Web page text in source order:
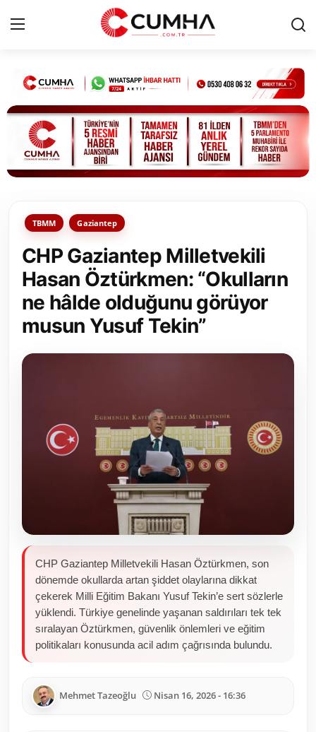
Kurumsal
Cumhurbaşkanlığı
Bakanlıklar
Siyasi Partiler
Yerel Yönetimler
Mülki İdare
Toplum ve Yaşam
Sivil Toplum Kuruluşları
Resmi Reklamlar
TBMM Gaziantep
CHP Gaziantep Milletvekili
Hasan Öztürkmen: “Okulların
ne hâlde olduğunu görüyor
musun Yusuf Tekin”
CHP Gaziantep Milletvekili Hasan Öztürkmen, son
dönemde okullarda artan şiddet olaylarına dikkat
çekerek Milli Eğitim Bakanı Yusuf Tekin’e sert sözlerle
yüklendi. Türkiye genelinde yaşanan saldırıları tek tek
sıralayan Öztürkmen, güvenlik önlemleri ve eğitim
politikaları konusunda acil adım çağrısında bulundu.
Mehmet Tazeoğlu Nisan 16, 2026 - 16:36